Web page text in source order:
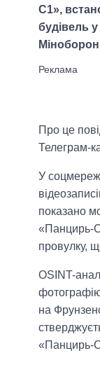
С1»,
будівель у
Про це
Телеграм-
У
показано
«Панцирь-
провулку,
OSINT-
на
«Панцирь-